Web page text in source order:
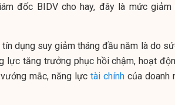
đốc BIDV cho hay, đây là mức
tín dụng suy giảm tháng đầu năm là do
lực tăng trưởng phục hồi chậm, hoạt
mắc, năng lực tài chính của doanh